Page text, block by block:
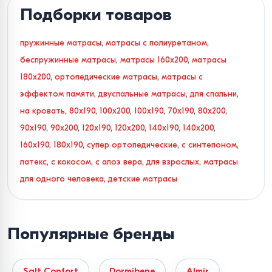
Подборки товаров
пружинные матрасы, матрасы с полиуретаном,
беспружинные матрасы, матрасы 160x200, матрасы
180x200, ортопедические матрасы, матрасы с
эффектом памяти,двуспальные матрасы,для спальни,
на кровать, 80x190, 100x200, 100x190, 70x190, 80x200,
90x190, 90x200, 120x190, 120x200, 140x190, 140x200,
160x190, 180x190, супер ортопедические, с синтепоном,
латекс, с кокосом, с алоэ вера,для взрослых, матрасы
для одного человека,детские матрасы
Кишиневе с доставкой по
Молдове
Популярные бренды